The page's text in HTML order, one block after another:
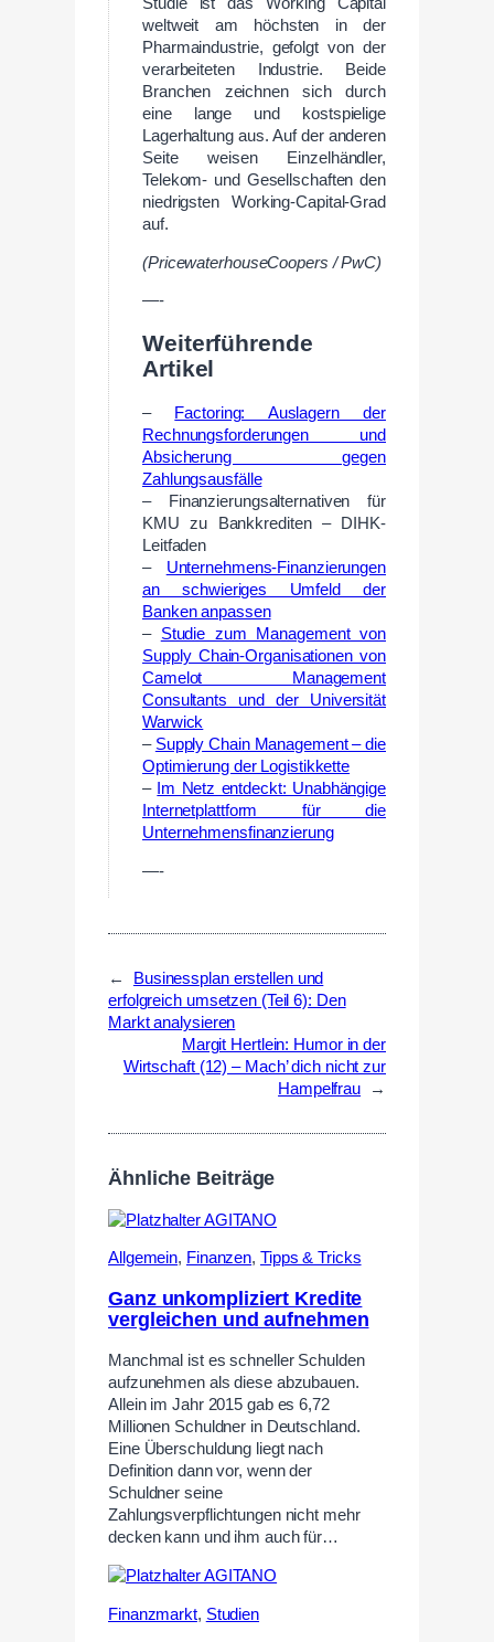
weltweit am höchsten in der
Pharmaindustrie, gefolgt von der
verarbeiteten Industrie. Beide
Branchen zeichnen sich durch
eine lange und kostspielige
Lagerhaltung aus. Auf der anderen
Seite weisen Einzelhändler,
Telekom- und Gesellschaften den
niedrigsten Working-Capital-Grad
auf.
(PricewaterhouseCoopers / PwC)
—-
Weiterführende
Artikel
–
Factoring: Auslagern der
Rechnungsforderungen und
Absicherung gegen
Zahlungsausfälle
– Finanzierungsalternativen für
KMU zu Bankkrediten – DIHK-
Leitfaden
– Unternehmens-Finanzierungen
an schwieriges Umfeld der
Banken anpassen
– Studie zum Management von
Supply Chain-Organisationen von
Camelot Management
Consultants und der Universität
Warwick
– Supply Chain Management – die
Optimierung der Logistikkette
– Im Netz entdeckt: Unabhängige
Internetplattform für die
Unternehmensfinanzierung
—-
←
Businessplan erstellen und
erfolgreich umsetzen (Teil 6): Den
Markt analysieren
Margit Hertlein: Humor in der
Wirtschaft (12) – Mach’ dich nicht zur
Hampelfrau
→
Ähnliche Beiträge
Allgemein, Finanzen, Tipps & Tricks
Ganz unkompliziert Kredite
vergleichen und aufnehmen
Manchmal ist es schneller Schulden
aufzunehmen als diese abzubauen.
Allein im Jahr 2015 gab es 6,72
Millionen Schuldner in Deutschland.
Eine Überschuldung liegt nach
Definition dann vor, wenn der
Schuldner seine
Zahlungsverpflichtungen nicht mehr
decken kann und ihm auch für…
Finanzmarkt, Studien